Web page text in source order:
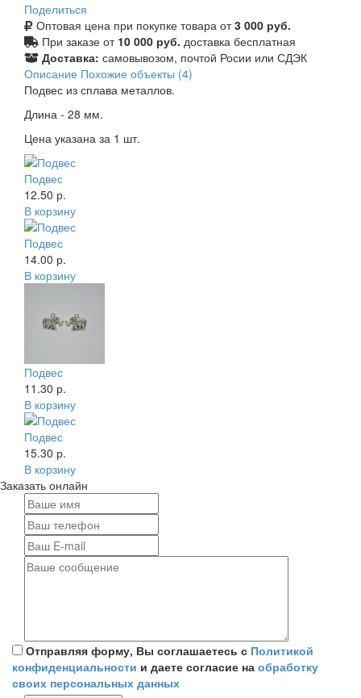
Поделиться
Оптовая цена при покупке товара от3 000 руб.
При заказе от 10 000 руб. доставка бесплатная
Доставка: самовывозом, почтой Росии или СДЭК
Описание Похожие объекты (4)
Подвес из сплава металлов.
Длина - 28 мм.
Цена указана за 1 шт.
Подвес
12.50 р.
В корзину
Подвес
14.00 р.
В корзину
Подвес
11.30 р.
В корзину
Подвес
15.30 р.
В корзину
Заказать онлайн
Отправляя форму, Вы соглашаетесь с Политикой
конфиденциальности и даете согласие на обработку
своих персональных данных